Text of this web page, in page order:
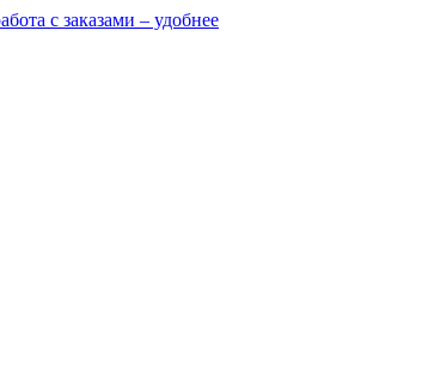
с заказами – удобнее